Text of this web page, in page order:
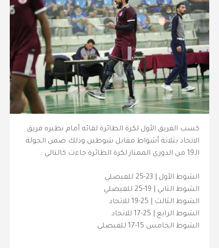
كسب الفريق الأول لكرة الطائرة لقائه أمام نظيره فريق
الاتحاد بثلاثة أشواط مقابل شوطين وذلك ضمن الجولة
الـ19 من الدوري الممتاز لكرة الطائرة جاءت كالتالي :
الشوط الأول | 23-25 للفيصلي
الشوط الثاني | 19-25 للفيصلي
الشوط الثالث | 25-19 للاتحاد
الشوط الرابع | 25-17 للاتحاد
الشوط الخامس 15-17 للفيصلي